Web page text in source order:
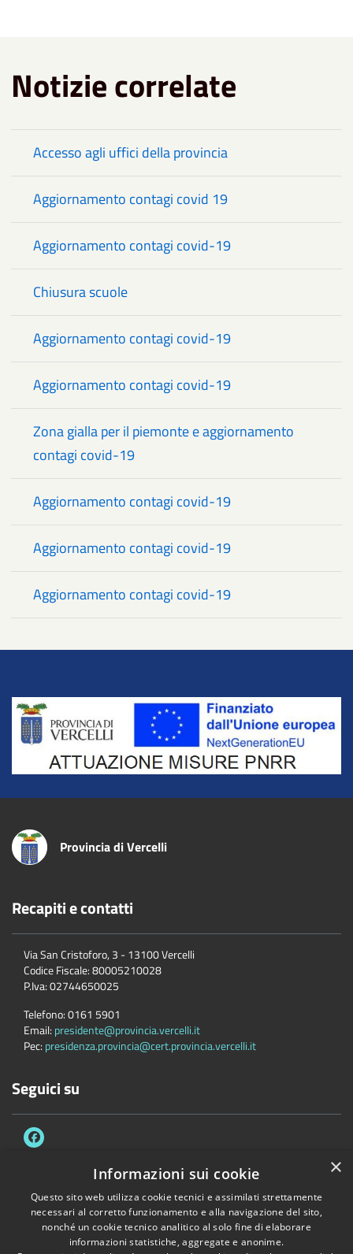
Notizie correlate
Accesso agli uffici della provincia
Aggiornamento contagi covid 19
Aggiornamento contagi covid-19
Chiusura scuole
Aggiornamento contagi covid-19
Aggiornamento contagi covid-19
Zona gialla per il piemonte e aggiornamento
contagi covid-19
Aggiornamento contagi covid-19
Aggiornamento contagi covid-19
Aggiornamento contagi covid-19
Title
Provincia di Vercelli
Recapiti e contatti
Via San Cristoforo, 3 - 13100 Vercelli
Codice Fiscale:80005210028
P.Iva:02744650025
Telefono:0161 5901
Email: presidente@provincia.vercelli.it
Pec: presidenza.provincia@cert.provincia.vercelli.it
Seguici su
Accessibilità Privacy Cookie
Mappa del sito
Dichiarazione di accessibilità e meccanismo di feedback
Link Utili
×
Informazioni sui cookie
Questo sito web utilizza cookie tecnici e assimilati strettamente
necessari al corretto funzionamento e alla navigazione del sito,
nonché un cookie tecnico analitico al solo fine di elaborare
informazioni statistiche, aggregate e anonime.